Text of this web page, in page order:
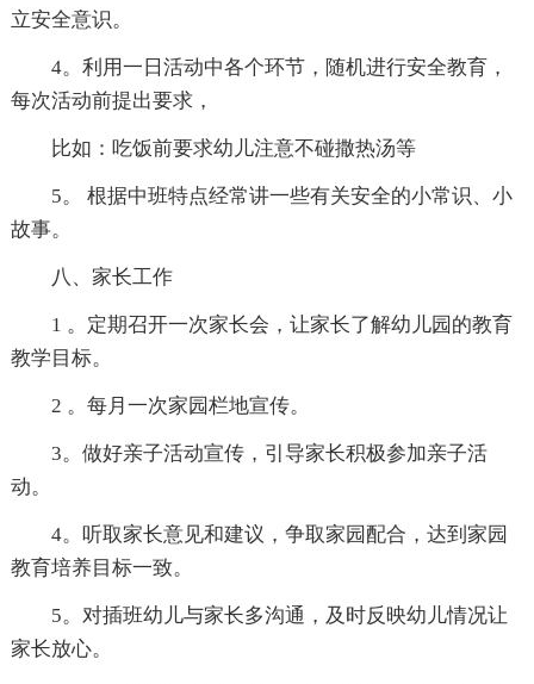
立安全意识。
4。利用一日活动中各个环节，随机进行安全教育，
每次活动前提出要求，
比如：吃饭前要求幼儿注意不碰撒热汤等
5。 根据中班特点经常讲一些有关安全的小常识、小
故事。
八、家长工作
1 。定期召开一次家长会，让家长了解幼儿园的教育
教学目标。
2 。每月一次家园栏地宣传。
3。做好亲子活动宣传，引导家长积极参加亲子活
动。
4。听取家长意见和建议，争取家园配合，达到家园
教育培养目标一致。
5。对插班幼儿与家长多沟通，及时反映幼儿情况让
家长放心。